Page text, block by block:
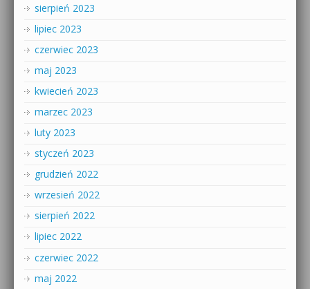
sierpień 2023
lipiec 2023
czerwiec 2023
maj 2023
kwiecień 2023
marzec 2023
luty 2023
styczeń 2023
grudzień 2022
wrzesień 2022
sierpień 2022
lipiec 2022
czerwiec 2022
maj 2022